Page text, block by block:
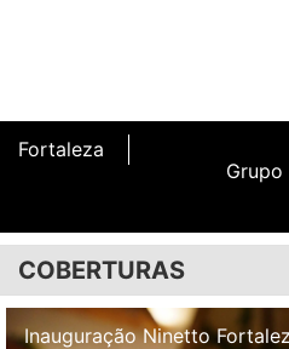
Fortaleza
Grupo
COBERTURAS
Inauguração Illa Café